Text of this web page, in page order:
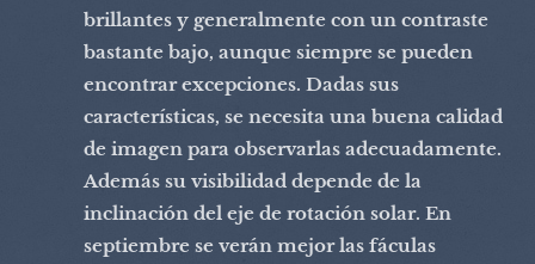
brillantes y generalmente con un contraste
bastante bajo, aunque siempre se pueden
encontrar excepciones. Dadas sus
características, se necesita una buena calidad
de imagen para observarlas adecuadamente.
Además su visibilidad depende de la
inclinación del eje de rotación solar. En
septiembre se verán mejor las fáculas